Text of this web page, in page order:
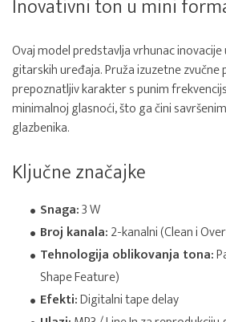
Inovativni ton u mini
Ovaj model predstavlja vrhunac
gitarskih uređaja. Pruža izuzetne
prepoznatljiv karakter s punim
minimalnoj glasnoći, što ga čini
glazbenika.
Ključne značajke
Snaga:3 W
Broj kanala:2-kanalni (Clean i
Tehnologija oblikovanja tona:
Shape Feature)
Efekti:Digitalni tape delay